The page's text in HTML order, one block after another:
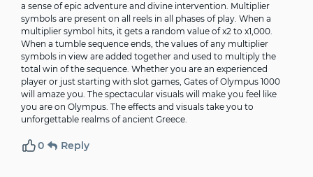
a sense of epic adventure and divine intervention. Multiplier
symbols are present on all reels in all phases of play. When a
multiplier symbol hits, it gets a random value of x2 to x1,000.
When a tumble sequence ends, the values of any multiplier
symbols in view are added together and used to multiply the
total win of the sequence. Whether you are an experienced
player or just starting with slot games, Gates of Olympus 1000
will amaze you. The spectacular visuals will make you feel like
you are on Olympus. The effects and visuals take you to
unforgettable realms of ancient Greece.
0 Reply